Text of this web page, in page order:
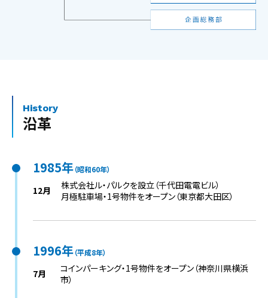
History
沿革
1985年（昭和60年）
12月
株式会社ル・パルクを設立（千代田電電ビル）
月極駐車場・1号物件をオープン（東京都大田区）
1996年（平成8年）
7月
コインパーキング・1号物件をオープン（神奈川県横浜
市）